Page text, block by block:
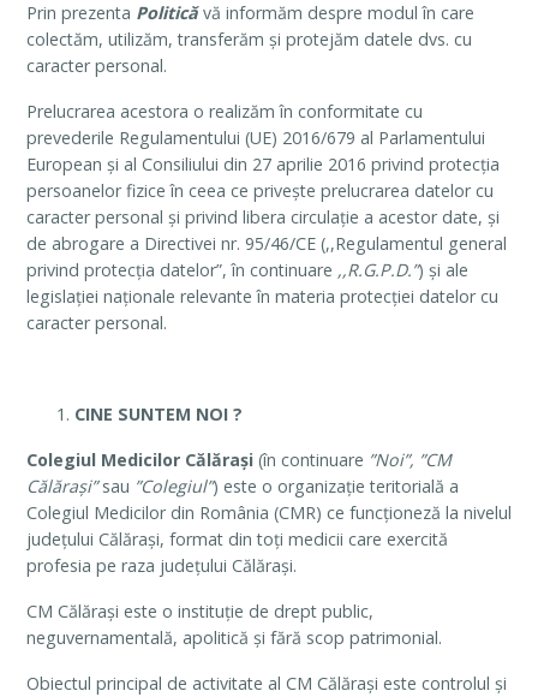
Prin prezenta Politicăvă informăm despre modul în care
colectăm, utilizăm, transferăm și protejăm datele dvs. cu
caracter personal.
Prelucrarea acestora o realizăm în conformitate cu
prevederile Regulamentului (UE) 2016/679 al Parlamentului
European și al Consiliului din 27 aprilie 2016 privind protecția
persoanelor fizice în ceea ce privește prelucrarea datelor cu
caracter personal și privind libera circulație a acestor date, și
de abrogare a Directivei nr. 95/46/CE (,,Regulamentul general
privind protecția datelor”, în continuare ,,R.G.P.D.”) și ale
legislației naționale relevante în materia protecției datelor cu
caracter personal.
CINE SUNTEM NOI ?
Colegiul Medicilor Călărași (în continuare ”Noi”, ”CM
Călărași”sau ”Colegiul”) este o organizaţie teritorială a
Colegiul Medicilor din România (CMR) ce funcţioneză la nivelul
județului Călărași, format din toţi medicii care exercită
profesia pe raza județului Călărași.
CM Călărași este o instituție de drept public,
neguvernamentală, apolitică și fără scop patrimonial.
Obiectul principal de activitate al CM Călărași este controlul și